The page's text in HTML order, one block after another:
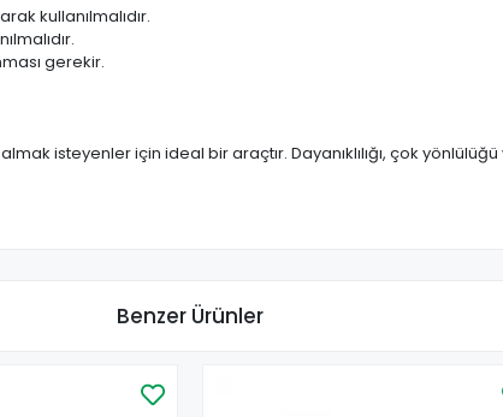
kullanılmalıdır.
gerekir.
isteyenler için ideal bir araçtır. Dayanıklılığı, çok
Benzer Ürünler